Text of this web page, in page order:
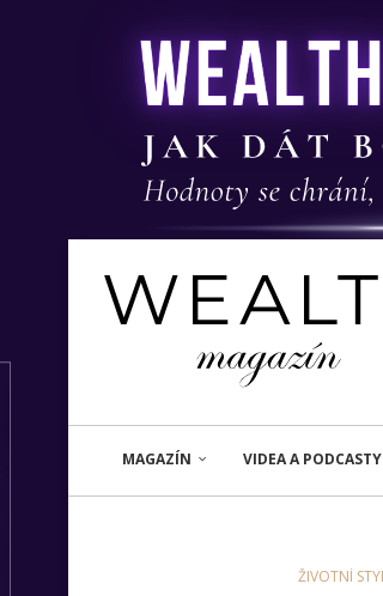
MAGAZÍN VIDEA A PODCASTY
ŽIVOTNÍ